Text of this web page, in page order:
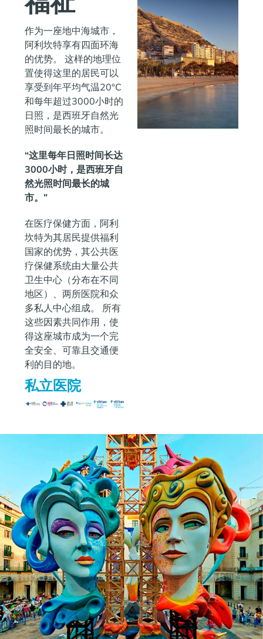
福祉
作为一座地中海城市，
阿利坎特享有四面环海
的优势。 这样的地理位
置使得这里的居民可以
享受到年平均气温20°C
和每年超过3000小时的
日照，是西班牙自然光
照时间最长的城市。
“这里每年日照时间长达
3000小时，是西班牙自
然光照时间最长的城
市。”
在医疗保健方面，阿利
坎特为其居民提供福利
国家的优势，其公共医
疗保健系统由大量公共
卫生中心（分布在不同
地区）、两所医院和众
多私人中心组成。 所有
这些因素共同作用，使
得这座城市成为一个完
全安全、可靠且交通便
利的目的地。
私立医院